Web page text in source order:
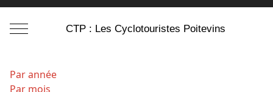
Mobile Menu ToggleCTP : Les Cyclotouristes Poitevins
Par année
Par mois